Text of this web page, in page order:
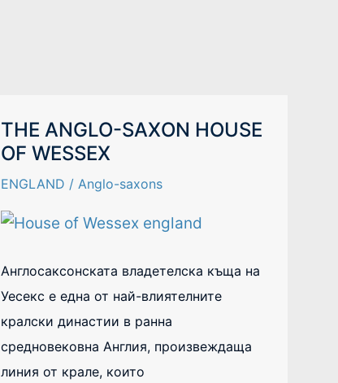
THE ANGLO-SAXON HOUSE
OF WESSEX
ENGLAND /Anglo-saxons
Англосаксонската владетелска къща на
Уесекс е една от най-влиятелните
кралски династии в ранна
средновековна Англия, произвеждаща
линия от крале, които
THE
ANGLO-
SAXON
HOUSE
OF
WESSEX